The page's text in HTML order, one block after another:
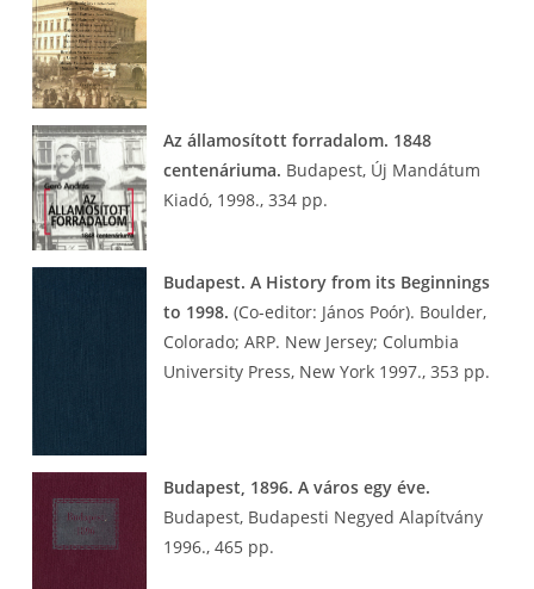
Az államosított forradalom. 1848
centenáriuma. Budapest, Új Mandátum
Kiadó, 1998., 334 pp.
Budapest. A History from its Beginnings
to 1998. (Co-editor: János Poór). Boulder,
Colorado; ARP. New Jersey; Columbia
University Press, New York 1997., 353 pp.
Budapest, 1896. A város egy éve.
Budapest, Budapesti Negyed Alapítvány
1996., 465 pp.